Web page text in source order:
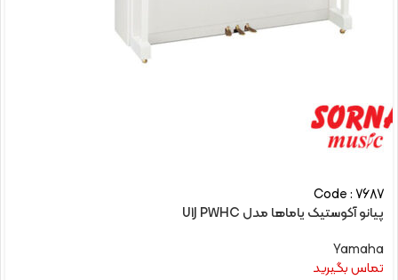
Code : 7687
پیانو آکوستیک یاماها مدل U1J PWHC
Yamaha
تماس بگیرید